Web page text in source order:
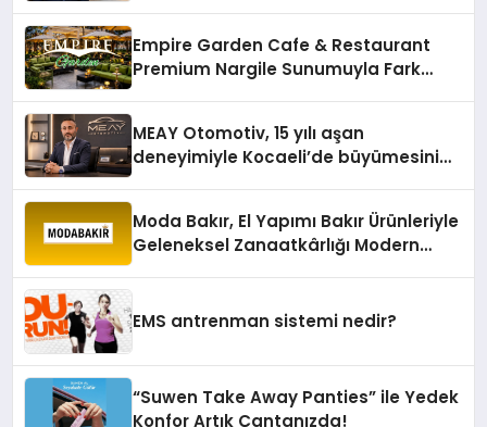
Empire Garden Cafe & Restaurant
Premium Nargile Sunumuyla Fark
MEAY Otomotiv, 15 yılı aşan
deneyimiyle Kocaeli’de büyümesini
Moda Bakır, El Yapımı Bakır Ürünleriyle
Geleneksel Zanaatkârlığı Modern
EMS antrenman sistemi nedir?
“Suwen Take Away Panties” ile Yedek
Konfor Artık Çantanızda!